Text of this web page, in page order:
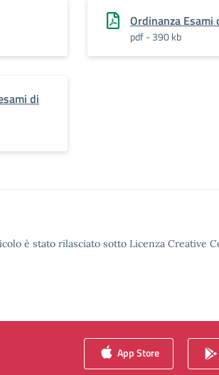
Ordinanza
pdf - 390 kb
di
è stato rilasciato sotto Licenza Creative
App Store